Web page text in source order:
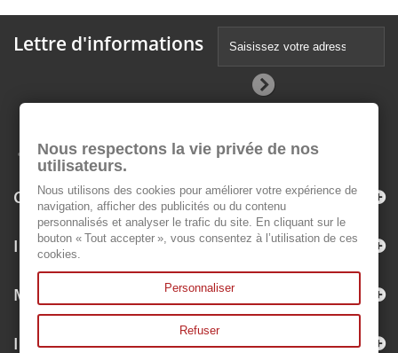
Lettre d'informations
Catégories
Informations
Mon compte
Informations sur votre boutique
Nous respectons la vie privée de nos
utilisateurs.
Nous utilisons des cookies pour améliorer votre expérience de
navigation, afficher des publicités ou du contenu
personnalisés et analyser le trafic du site. En cliquant sur le
bouton « Tout accepter », vous consentez à l’utilisation de ces
cookies.
Personnaliser
Refuser